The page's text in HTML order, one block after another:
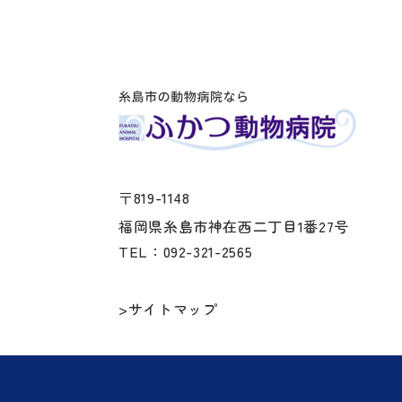
〒819-1148
福岡県糸島市神在西二丁目1番27号
TEL：092-321-2565
>サイトマップ